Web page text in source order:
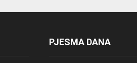
PJESMA DANA